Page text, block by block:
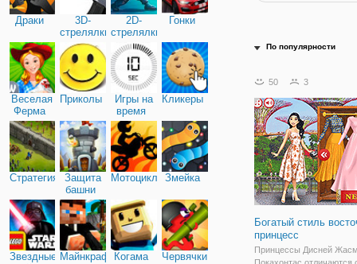
Драки
3D-
стрелялки
2D-
стрелялки
Гонки
Веселая
Ферма
Приколы
Игры на
время
Кликеры
Стратегия
Защита
башни
МотоциклыЗмейка
Звездные Майнкрафт Когама Червячки
По популярности
50 3
Богатый стиль
принцесс
Принцессы Дисней